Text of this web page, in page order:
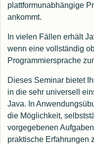
plattformunabhängige
ankommt.
In vielen Fällen erhält
wenn eine vollständig
Programmiersprache
Dieses Seminar bietet
in die sehr universell
Java. In
die Möglichkeit,
vorgegebenen
praktische Erfahrungen